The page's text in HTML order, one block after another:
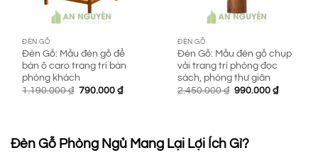
ĐÈN GỖ
Đèn Gỗ: Mẫu đèn gỗ để
bàn ô caro trang trí bàn
phòng khách
1.190.000₫ Giá
790.000₫Giá
ĐÈN GỖ
Đèn Gỗ: Mẫu đèn gỗ chụp
vải trang trí phòng đọc
sách, phòng thư giãn
2.450.000₫ Giá
990.000₫Giá
Đèn Gỗ Phòng Ngủ Mang Lại Lợi Ích Gì?